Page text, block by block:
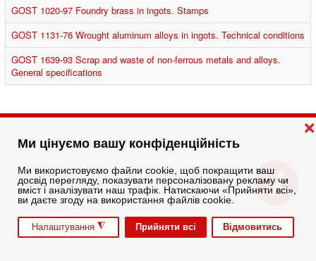
Ми цінуємо вашу конфіденційність
Ми використовуємо файли cookie, щоб покращити ваш
досвід перегляду, показувати персоналізовану рекламу чи
вміст і аналізувати наш трафік. Натискаючи «Прийняти всі»,
ви даєте згоду на використання файлів cookie.
Налаштування ◮ Прийняти всі Відмовитись
❌
GOST 1020-97 Foundry brass in ingots. Stamps
GOST 1131-76 Wrought aluminum alloys in ingots. Technical conditions
GOST 1639-93 Scrap and waste of non-ferrous metals and alloys.
General specifications